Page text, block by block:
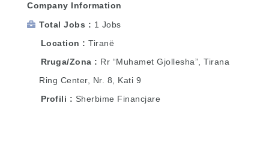
Company Information
Total Jobs
1 Jobs
Location
Tiranë
Rruga/Zona
Rr “Muhamet Gjollesha”, Tirana
Ring Center, Nr. 8, Kati 9
Profili
Sherbime Financjare